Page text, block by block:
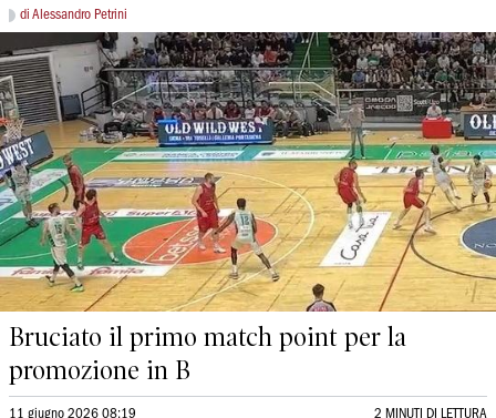
di Alessandro Petrini
Bruciato il primo match point per la
promozione in B
11 giugno 2026 08:19 2 MINUTI DI LETTURA